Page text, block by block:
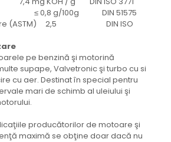
≤ 0,8 g/100g DIN 51575
(ASTM) 2,5 DIN ISO
pe benzină şi motorină
supape, Valvetronic şi turbo cu si
cu aer. Destinat în special pentru
mari de schimb al uleiului şi
producătorilor de motoare şi
maximă se obţine doar dacă nu